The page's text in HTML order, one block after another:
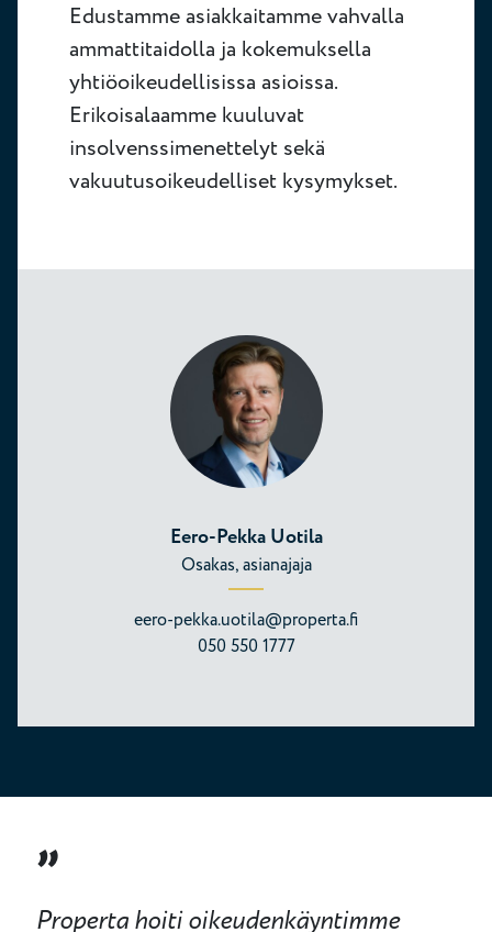
Edustamme asiakkaitamme vahvalla
ammattitaidolla ja kokemuksella
yhtiöoikeudellisissa asioissa.
Erikoisalaamme kuuluvat
insolvenssimenettelyt sekä
vakuutusoikeudelliset kysymykset.
Eero-Pekka Uotila
Osakas, asianajaja
eero-pekka.uotila@properta.fi
050 550 1777
”
Properta hoiti oikeudenkäyntimme